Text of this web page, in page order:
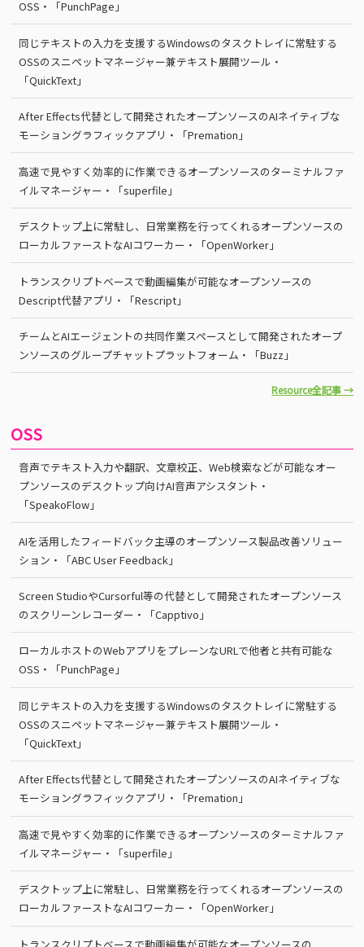
OSS・「PunchPage」
同じテキストの入力を支援するWindowsのタスクトレイに常駐する
OSSのスニペットマネージャー兼テキスト展開ツール・
「QuickText」
After Effects代替として開発されたオープンソースのAIネイティブな
モーショングラフィックアプリ・「Premation」
高速で見やすく効率的に作業できるオープンソースのターミナルファ
イルマネージャー・「superfile」
デスクトップ上に常駐し、日常業務を行ってくれるオープンソースの
ローカルファーストなAIコワーカー・「OpenWorker」
トランスクリプトベースで動画編集が可能なオープンソースの
Descript代替アプリ・「Rescript」
チームとAIエージェントの共同作業スペースとして開発されたオープ
ンソースのグループチャットプラットフォーム・「Buzz」
Resource全記事 →
OSS
音声でテキスト入力や翻訳、文章校正、Web検索などが可能なオー
プンソースのデスクトップ向けAI音声アシスタント・
「SpeakoFlow」
AIを活用したフィードバック主導のオープンソース製品改善ソリュー
ション・「ABC User Feedback」
Screen StudioやCursorful等の代替として開発されたオープンソース
のスクリーンレコーダー・「Capptivo」
ローカルホストのWebアプリをプレーンなURLで他者と共有可能な
OSS・「PunchPage」
同じテキストの入力を支援するWindowsのタスクトレイに常駐する
OSSのスニペットマネージャー兼テキスト展開ツール・
「QuickText」
After Effects代替として開発されたオープンソースのAIネイティブな
モーショングラフィックアプリ・「Premation」
高速で見やすく効率的に作業できるオープンソースのターミナルファ
イルマネージャー・「superfile」
デスクトップ上に常駐し、日常業務を行ってくれるオープンソースの
ローカルファーストなAIコワーカー・「OpenWorker」